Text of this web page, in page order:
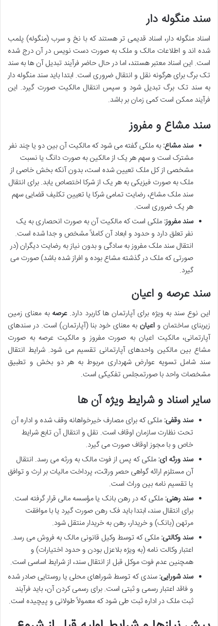
سند منگوله دار
اسناد منگوله دار، اسناد قدیمی تر هستند که با نخ و سرب (منگوله) پلمب
شده اند و اطلاعات مالک و ملک به صورت دست نویس در آن درج شده
است. این اسناد معتبر هستند، اما در حال حاضر فرآیند تبدیل آن ها به سند
تک برگ برای هرگونه نقل و انتقال ضروری است. ابتدا باید سند منگوله دار
به سند تک برگ تبدیل شود و سپس انتقال مالکیت صورت گیرد. این
فرآیند ممکن است کمی زمان بر باشد.
سند مشاع و مفروز
سند مشاع: به ملکی گفته می شود که مالکیت آن بین دو یا چند نفر
مشترک است و سهم هر یک از مالکین به صورت دانگ یا نسبت
مشخصی از کل ملک تعیین شده است، بدون آنکه بخش خاصی از
ملک به صورت فیزیکی به هر یک از شرکا اختصاص یابد. برای انتقال
سند ملک مشاع، رضایت تمامی شرکا یا تعیین تکلیف قضایی سهم
هر یک ضروری است.
سند مفروز: ملکی است که مالکیت آن به صورت انحصاری به یک
نفر تعلق دارد و حدود و ابعاد آن کاملاً مشخص و جدا شده است.
انتقال سند ملک مفروز به سادگی و بدون نیاز به رضایت دیگران (در
صورتی که ملک در گذشته مشاع بوده و افراز شده باشد) صورت می
گیرد.
سند عرصه و اعیان
این نوع سند به ویژه برای آپارتمان ها کاربرد دارد.عرصه به معنای زمین
زیربنای ساختمان و اعیان به معنای خود بنا (آپارتمان) است. در سندهای
آپارتمانی، مالکیت اعیان به صورت مفروز و مالکیت عرصه به صورت
مشاع بین مالکین واحدهای آپارتمانی تقسیم می شود. شرایط انتقال
سند شامل تسویه عوارض شهرداری مربوط به هر دو بخش و تطبیق
مشخصات واحد با صورتمجلس تفکیکی است.
سایر اسناد و شرایط ویژه آن ها
سند وقفی: ملکی که برای مصارف خیرخواهانه وقف شده و اداره آن
تحت نظارت سازمان اوقاف است. نقل و انتقال آن تابع شرایط
خاص و با مجوز اوقاف صورت می گیرد.
سند ورثه ای: ملکی که پس از فوت مالک به ورثه می رسد. انتقال
آن مستلزم ارائه گواهی حصر وراثت، پرداخت مالیات بر ارث و توافق
یا تقسیم نامه بین وراث است.
سند رهنی: ملکی که در رهن بانک یا مؤسسه مالی قرار گرفته است.
برای انتقال سند، ابتدا باید فک رهن صورت گیرد یا با موافقت
مرتهن (بانک) و خریدار، رهن به خریدار منتقل شود.
سند وکالتی: ملکی که توسط وکیل قانونی مالک به فروش می رسد.
اعتبار وکالت نامه (به ویژه بلاعزل بودن و حدود اختیارات) و
همچنین عدم فوت موکل قبل از انتقال سند، از شرایط اساسی است.
سند شورایی: سندی که توسط شوراهای محلی یا روستایی صادر شده
و فاقد اعتبار رسمی و ثبتی است. برای رسمی کردن آن، باید فرآیند
ثبت ملک در اداره ثبت طی شود که معمولاً طولانی و پیچیده است.